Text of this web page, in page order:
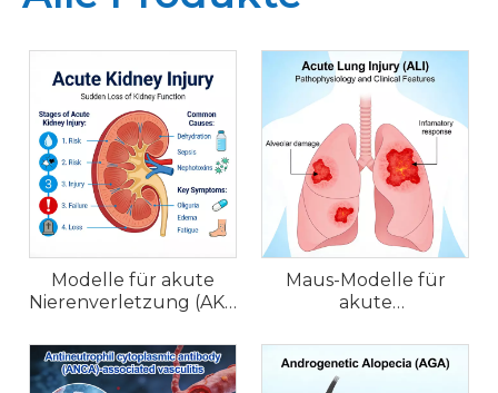
Modelle für akute
Nierenverletzung (AKI)
Maus-Modelle für
akute
(ALI).